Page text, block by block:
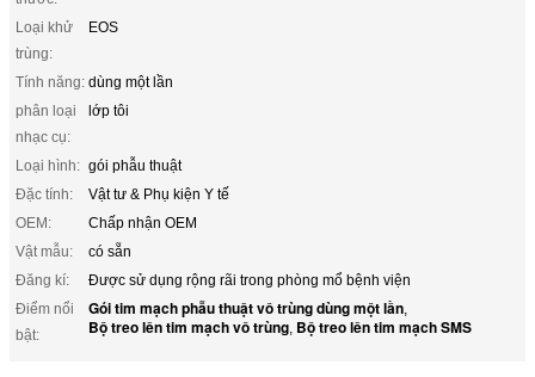
Loại khử
trùng:
EOS
Tính năng: dùng một lần
phân loại
nhạc cụ:
lớp tôi
Loại hình: gói phẫu thuật
Đặc tính:
Vật tư & Phụ kiện Y tế
OEM:
Chấp nhận OEM
Vật mẫu:
có sẵn
Đăng kí:
Được sử dụng rộng rãi trong phòng mổ bệnh viện
Điểm nổi
bật:
Gói tim mạch phẫu thuật vô trùng dùng một lần,
Bộ treo lên tim mạch vô trùng, Bộ treo lên tim mạch SMS